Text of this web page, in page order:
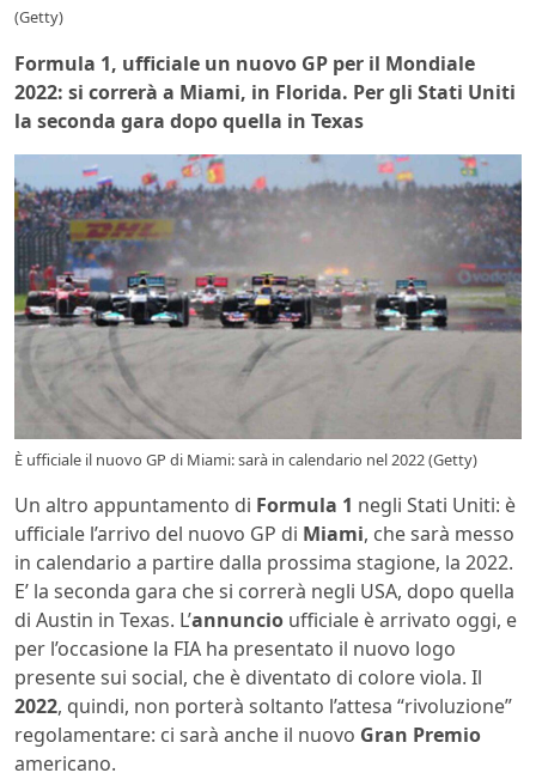
(Getty)
Formula 1, ufficiale un nuovo GP per il Mondiale
2022: si correrà a Miami, in Florida. Per gli Stati Uniti
la seconda gara dopo quella in Texas
È ufficiale il nuovo GP di Miami: sarà in calendario nel 2022 (Getty)
Un altro appuntamento di Formula 1 negli Stati Uniti: è
ufficiale l’arrivo del nuovo GP di Miami, che sarà messo
in calendario a partire dalla prossima stagione, la 2022.
E’ la seconda gara che si correrà negli USA, dopo quella
di Austin in Texas. L’annuncio ufficiale è arrivato oggi, e
per l’occasione la FIA ha presentato il nuovo logo
presente sui social, che è diventato di colore viola. Il
2022, quindi, non porterà soltanto l’attesa “rivoluzione”
regolamentare: ci sarà anche il nuovo Gran Premio
americano.